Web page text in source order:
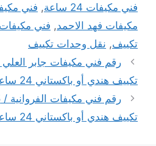
فني مكيفات 24 ساعة
, فني
مكيفات فهد الاحمد, فني
تكييف, نقل وحدات تكييف
تكييف هندي أو باكستاني 24 ساعة
تكييف هندي أو باكستاني 24 ساعة